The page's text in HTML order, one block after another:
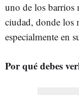
uno de los barrios
ciudad, donde los
especialmente en
Por qué debes